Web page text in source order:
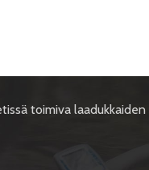
toimiva laadukkaiden